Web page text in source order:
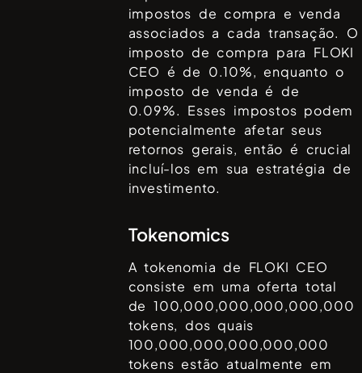
impostos de compra e venda
associados a cada transação. O
imposto de compra para FLOKI
CEO é de 0.10%, enquanto o
imposto de venda é de
0.09%. Esses impostos podem
potencialmente afetar seus
retornos gerais, então é crucial
incluí-los em sua estratégia de
investimento.
Tokenomics
A tokenomia de FLOKI CEO
consiste em uma oferta total
de100,000,000,000,000,000
tokens, dos quais
100,000,000,000,000,000
tokens estão atualmente em